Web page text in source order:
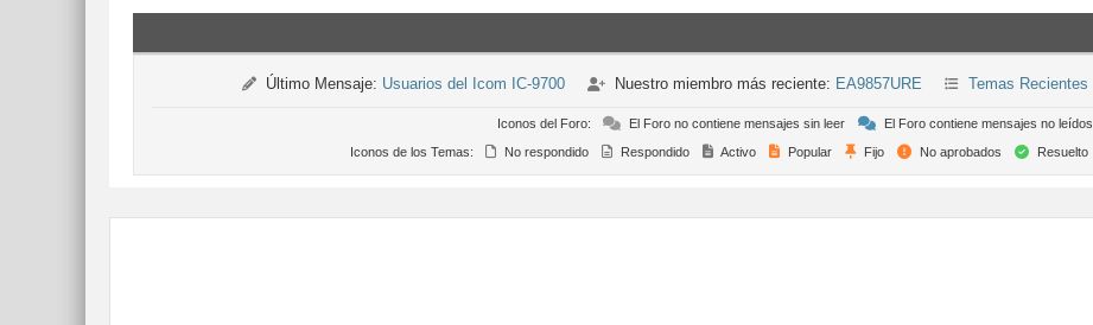
Último Mensaje: Usuarios del Icom IC-9700 Nuestro miembro más reciente: EA9857URE Temas Recientes
Iconos del Foro: El Foro no contiene mensajes sin leer
El Foro contiene mensajes no leídos
Iconos de los Temas:
No respondido Respondido Activo Popular Fijo No aprobados Resuelto